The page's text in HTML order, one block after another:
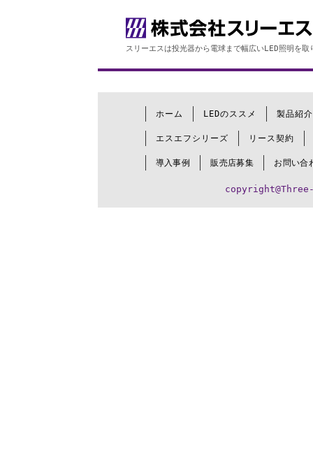
スリーエスは投光器から電球まで幅広いLED照明を取
ホーム LEDのススメ 製品紹介
エスエフシリーズ リース契約
導入事例 販売店募集 お問い合